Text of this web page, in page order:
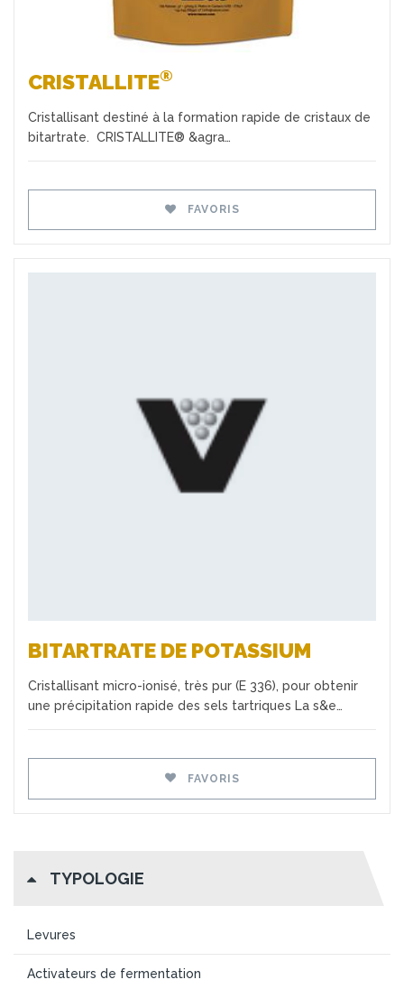
CRISTALLITE®
Cristallisant destiné à la formation rapide de cristaux de
bitartrate. CRISTALLITE® &agra…
FAVORIS
Favoris
BITARTRATE DE POTASSIUM
Cristallisant micro-ionisé, très pur (E 336), pour obtenir
une précipitation rapide des sels tartriques La s&e…
FAVORIS
TYPOLOGIE
Levures
Activateurs de fermentation